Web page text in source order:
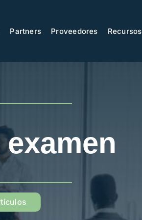
Partners Proveedores Recursos